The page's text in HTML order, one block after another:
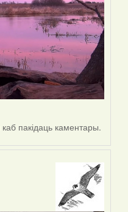
каб пакідаць каментары.